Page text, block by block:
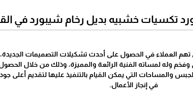
تكسيات خشبيه بديل رخام شيبورد في
العملاء في الحصول على أحدث تشكيلات التصميمات الجديدة،
وله لمساته الفنية الرائعة والمميزة، وذلك من خلال
والمساحات التي يمكن القيام بالتنفيذ عليها لتقديم أعلى
في إنجاز الأعمال.